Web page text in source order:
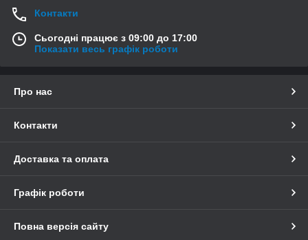
Контакти
Сьогодні працює з 09:00 до 17:00
Показати весь графік роботи
Про нас
Контакти
Доставка та оплата
Графік роботи
Повна версія сайту